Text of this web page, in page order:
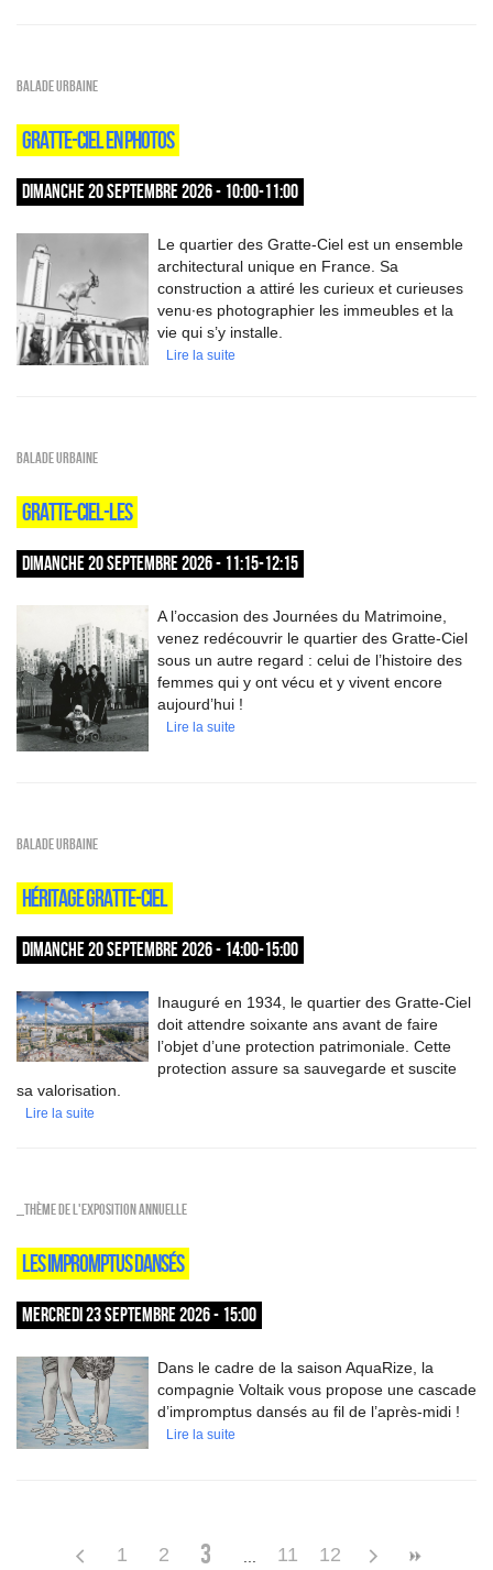
Balade urbaine
GRATTE-CIEL EN PHOTOS
DIMANCHE 20 SEPTEMBRE 2026 - 10:00-11:00
Le quartier des Gratte-Ciel est un ensemble
architectural unique en France. Sa
construction a attiré les curieux et curieuses
venu∙es photographier les immeubles et la
vie qui s’y installe.
Lire la suite
Balade urbaine
GRATTE-CIEL-LES
DIMANCHE 20 SEPTEMBRE 2026 - 11:15-12:15
A l’occasion des Journées du Matrimoine,
venez redécouvrir le quartier des Gratte-Ciel
sous un autre regard : celui de l’histoire des
femmes qui y ont vécu et y vivent encore
aujourd’hui !
Lire la suite
Balade urbaine
HÉRITAGE GRATTE-CIEL
DIMANCHE 20 SEPTEMBRE 2026 - 14:00-15:00
Inauguré en 1934, le quartier des Gratte-Ciel
doit attendre soixante ans avant de faire
l’objet d’une protection patrimoniale. Cette
protection assure sa sauvegarde et suscite
sa valorisation.
Lire la suite
_Thème de l'exposition annuelle
LES IMPROMPTUS DANSÉS
MERCREDI 23 SEPTEMBRE 2026 - 15:00
Dans le cadre de la saison AquaRize, la
compagnie Voltaik vous propose une cascade
d’impromptus dansés au fil de l’après-midi !
Lire la suite
1 2 3 11 12